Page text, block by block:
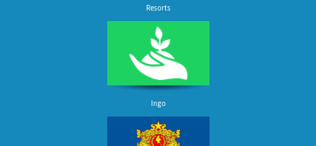
Resorts
Ingo